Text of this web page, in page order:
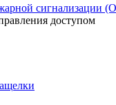
сигнализации
доступом